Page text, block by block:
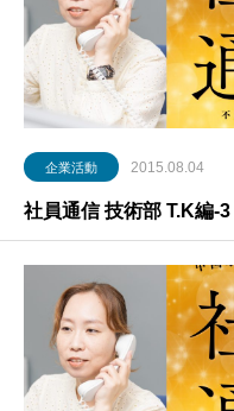
企業活動 2015.08.04
社員通信 技術部 T.K編-3